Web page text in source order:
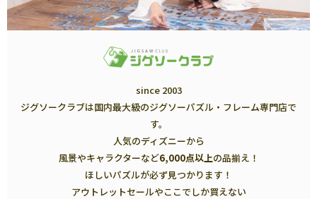
since 2003
ジグソークラブは国内最大級のジグソーパズル・フレーム専門店で
す。
人気のディズニーから
風景やキャラクターなど6,000点以上の品揃え！
ほしいパズルが必ず見つかります！
アウトレットセールやここでしか買えない